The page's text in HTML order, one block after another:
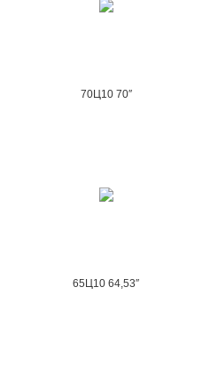
70Ц10 70″
65Ц10 64,53″